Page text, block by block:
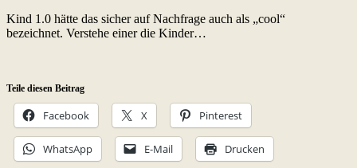
Kind 1.0 hätte das sicher auf Nachfrage auch als „cool“
bezeichnet. Verstehe einer die Kinder…
Teile diesen Beitrag
Facebook X Pinterest
WhatsApp E-Mail Drucken